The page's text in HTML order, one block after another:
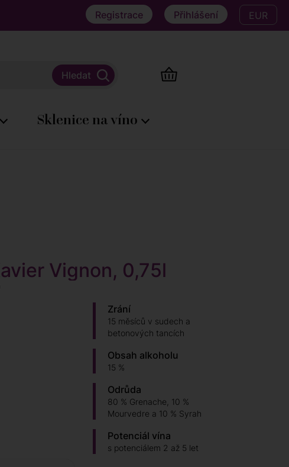
Registrace Přihlášení EUR
Sklenice na víno
Vignon, 0,75l
Zrání
15 měsíců v sudech a
betonových tancích
Obsah alkoholu
15 %
Odrůda
80 % Grenache, 10 %
Mourvedre a 10 % Syrah
Potenciál vína
s potenciálem 2 až 5 let